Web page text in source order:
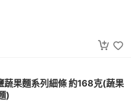
蔬果麵系列細條 約168克(蔬果
)